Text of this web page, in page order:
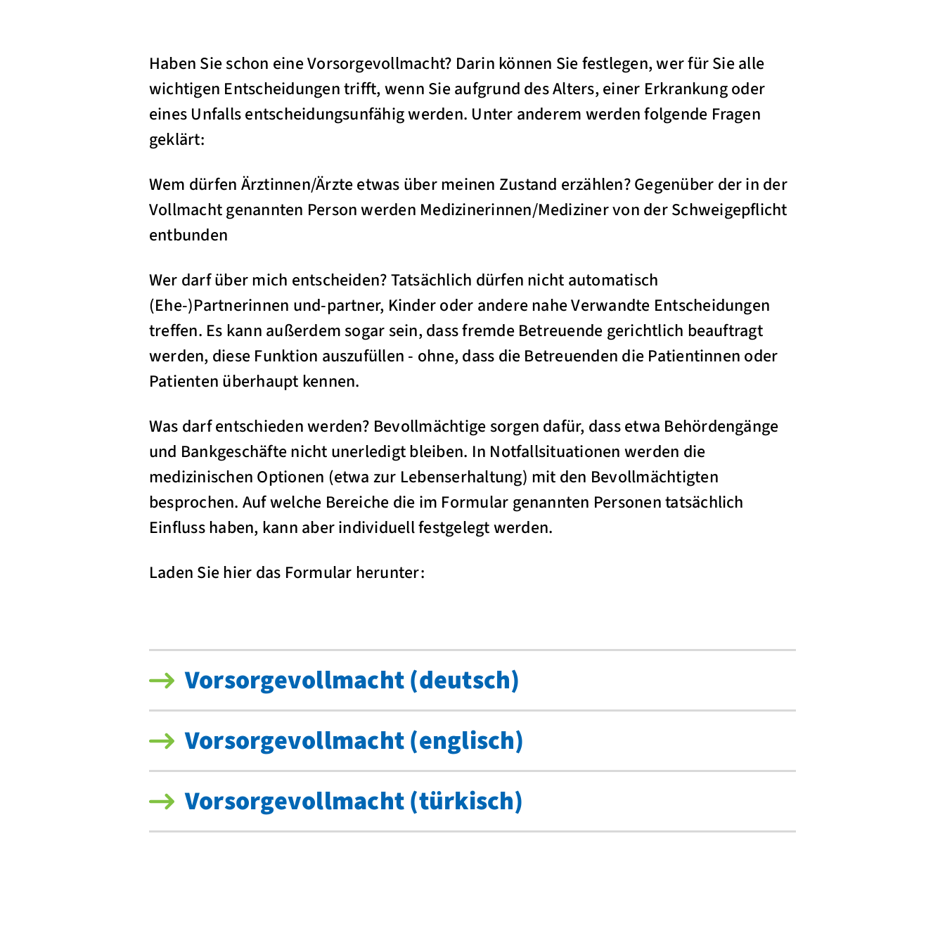
Haben Sie schon eine Vorsorgevollmacht? Darin können Sie festlegen, wer für Sie alle
wichtigen Entscheidungen trifft, wenn Sie aufgrund des Alters, einer Erkrankung oder
eines Unfalls entscheidungsunfähig werden. Unter anderem werden folgende Fragen
geklärt:
Wem dürfen Ärztinnen/Ärzte etwas über meinen Zustand erzählen? Gegenüber der in der
Vollmacht genannten Person werden Medizinerinnen/Mediziner von der Schweigepflicht
entbunden
Wer darf über mich entscheiden? Tatsächlich dürfen nicht automatisch
(Ehe-)Partnerinnen und-partner, Kinder oder andere nahe Verwandte Entscheidungen
treffen. Es kann außerdem sogar sein, dass fremde Betreuende gerichtlich beauftragt
werden, diese Funktion auszufüllen - ohne, dass die Betreuenden die Patientinnen oder
Patienten überhaupt kennen.
Was darf entschieden werden? Bevollmächtige sorgen dafür, dass etwa Behördengänge
und Bankgeschäfte nicht unerledigt bleiben. In Notfallsituationen werden die
medizinischen Optionen (etwa zur Lebenserhaltung) mit den Bevollmächtigten
besprochen. Auf welche Bereiche die im Formular genannten Personen tatsächlich
Einfluss haben, kann aber individuell festgelegt werden.
Laden Sie hier das Formular herunter:
Vorsorgevollmacht (deutsch)
Vorsorgevollmacht (englisch)
Vorsorgevollmacht (türkisch)